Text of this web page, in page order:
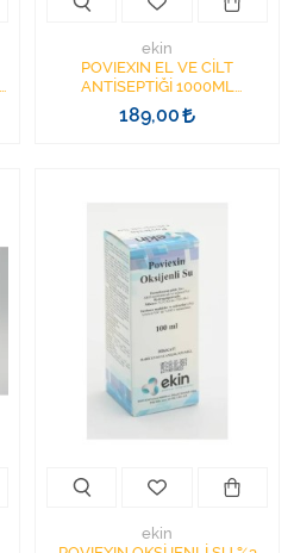
ekin
POVIEXIN EL VE CİLT
ANTİSEPTİĞİ 1000ML
DEZENFEKTAN 1LT POVİEXİN
189,00
ekin